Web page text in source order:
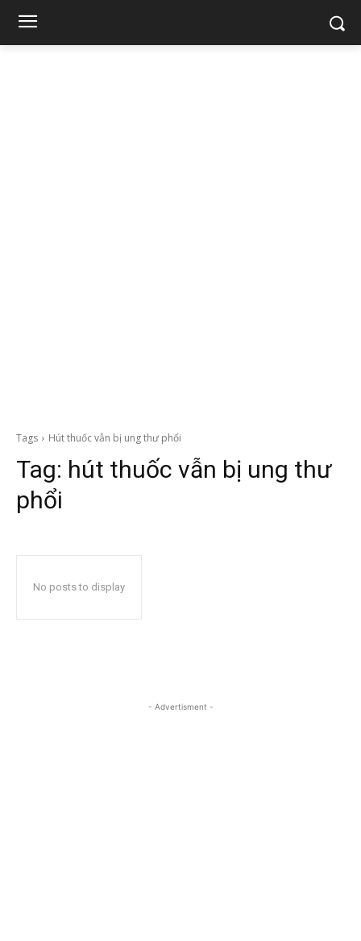
Tags Hút thuốc vẫn bị ung thư phổi
Tag: hút thuốc vẫn bị ung thư
phổi
No posts to display
- Advertisment -